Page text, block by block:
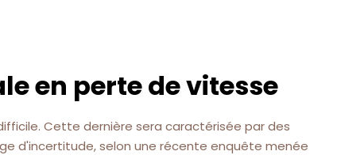
en perte de vitesse
Cette dernière sera caractérisée par des
d'incertitude, selon une récente enquête menée